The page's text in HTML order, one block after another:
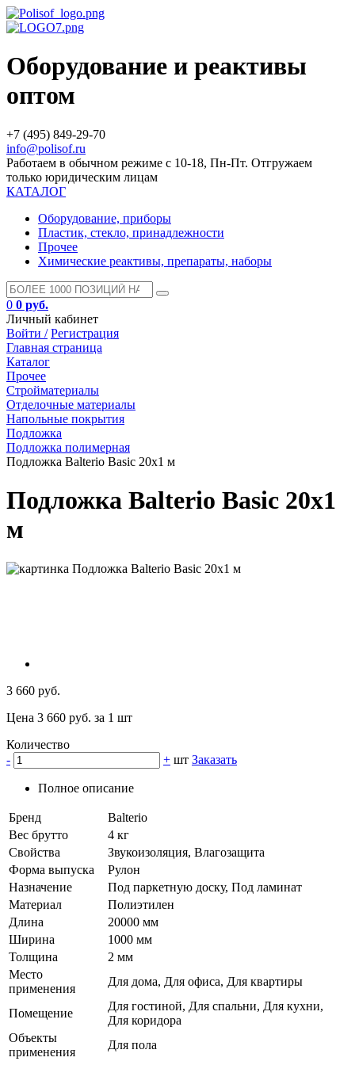
Оборудование и реактивы
оптом
+7 (495) 849-29-70
info@polisof.ru
Работаем в обычном режиме с 10-18, Пн-Пт. Отгружаем
только юридическим лицам
КАТАЛОГ
Оборудование, приборы
Пластик, стекло, принадлежности
Прочее
Химические реактивы, препараты, наборы
0 0 руб.
Личный кабинет
Войти / Регистрация
Главная страница
Каталог
Прочее
Стройматериалы
Отделочные материалы
Напольные покрытия
Подложка
Подложка полимерная
Подложка Balterio Basic 20х1 м
Подложка Balterio Basic 20х1
м
3 660 руб.
Цена 3 660 руб. за 1 шт
Количество
-
+ шт Заказать
Полное описание
Бренд
Balterio
Вес брутто
4 кг
Свойства
Звукоизоляция, Влагозащита
Форма выпуска
Рулон
Назначение
Под паркетную доску, Под ламинат
Материал
Полиэтилен
Длина
20000 мм
Ширина
1000 мм
Толщина
2 мм
Место
применения
Для дома, Для офиса, Для квартиры
Помещение
Для гостиной, Для спальни, Для кухни,
Для коридора
Объекты
применения
Для пола